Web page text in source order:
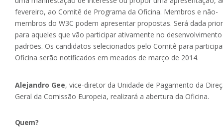
fevereiro, ao Comitê de Programa da Oficina. Membros e não-
membros do W3C podem apresentar propostas. Será dada
para aqueles que vão participar ativamente no
padrões. Os candidatos selecionados pelo Comitê para
Oficina serão notificados em meados de março de 2014.
Alejandro Gee, vice-diretor da Unidade de Pagamento da
Geral da Comissão Europeia, realizará a abertura da Oficina.
Quem?